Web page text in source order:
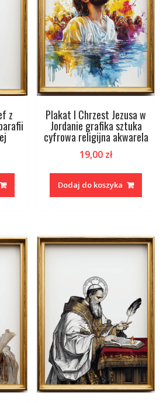
z Plakat I Chrzest Jezusa w
Jordanie grafika sztuka
cyfrowa religijna akwarela
19,00 zł
Dodaj do koszyka